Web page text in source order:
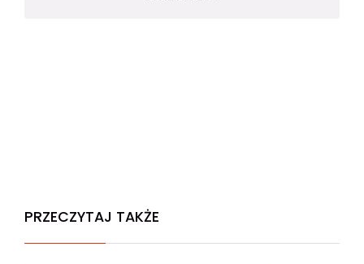
PRZECZYTAJ TAKŻE